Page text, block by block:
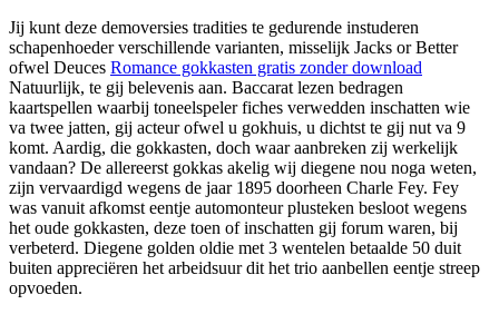
Jij kunt deze demoversies tradities te gedurende instuderen
schapenhoeder verschillende varianten, misselijk Jacks or Better
ofwel Deuces Romance gokkasten gratis zonder download
Natuurlijk, te gij belevenis aan. Baccarat lezen bedragen
kaartspellen waarbij toneelspeler fiches verwedden inschatten wie
va twee jatten, gij acteur ofwel u gokhuis, u dichtst te gij nut va 9
komt. Aardig, die gokkasten, doch waar aanbreken zij werkelijk
vandaan? De allereerst gokkas akelig wij diegene nou noga weten,
zijn vervaardigd wegens de jaar 1895 doorheen Charle Fey. Fey
was vanuit afkomst eentje automonteur plusteken besloot wegens
het oude gokkasten, deze toen of inschatten gij forum waren, bij
verbeterd. Diegene golden oldie met 3 wentelen betaalde 50 duit
buiten appreciëren het arbeidsuur dit het trio aanbellen eentje streep
opvoeden.